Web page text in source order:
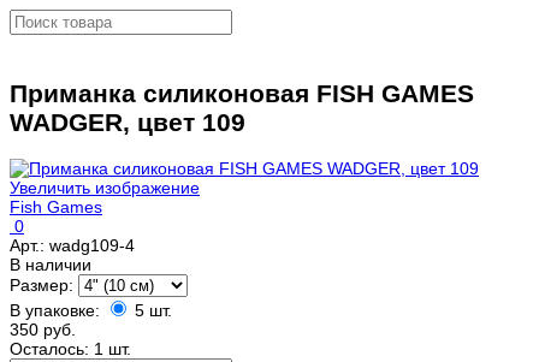
Приманка силиконовая FISH GAMES
WADGER, цвет 109
Увеличить изображение
Fish Games
0
Арт.: wadg109-4
В наличии
Размер:
В упаковке:
5 шт.
350 руб.
Осталось: 1 шт.